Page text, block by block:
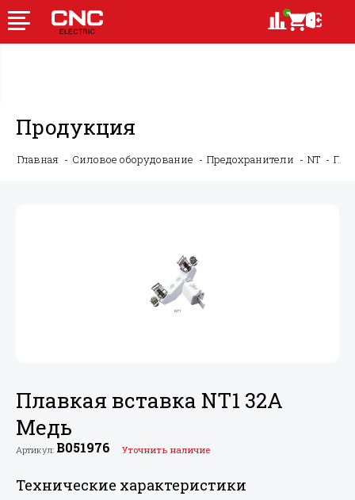
Продукция
Главная Силовое оборудование Предохранители NT
Плавкая вставка NT1 32A
Медь
Артикул: B051976 Уточнить наличие
Технические характеристики